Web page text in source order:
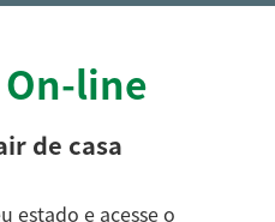
line
de casa
estado e acesse o